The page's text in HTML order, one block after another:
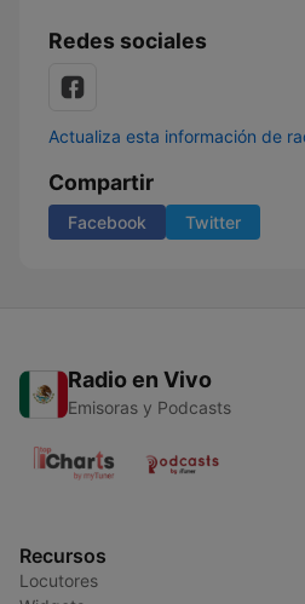
Redes sociales
Actualiza esta información de
Compartir
Facebook Twitter
Radio en Vivo
Emisoras y Podcasts
Recursos
Locutores